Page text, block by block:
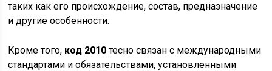
таких как его происхождение, состав, предназначение
и другие особенности.
Кроме того, код 2010тесно связан с международными
стандартами и обязательствами, установленными